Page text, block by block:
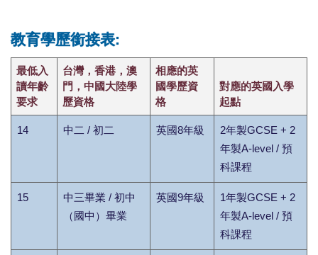
教育學歷銜接表:
最低入
讀年齡
要求
台灣，香港，澳
門，中國大陸學
歷資格
相應的英
國學歷資
格
對應的英國入學
起點
14 中二 / 初二 英國8年級
2年製GCSE + 2
年製A-level / 預
科課程
15
中三畢業 / 初中
（國中）畢業
英國9年級
1年製GCSE + 2
年製A-level / 預
科課程